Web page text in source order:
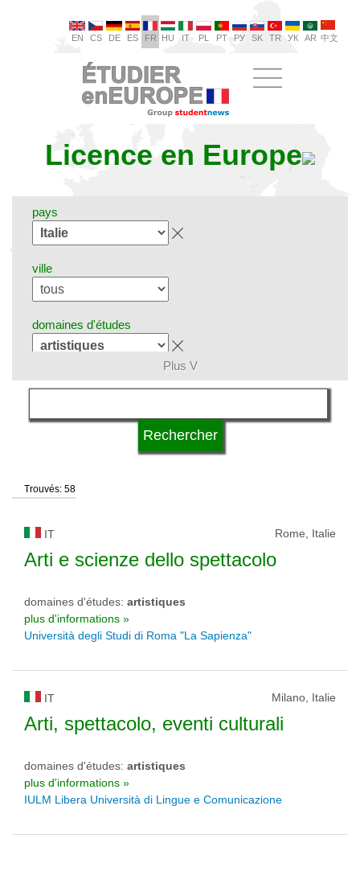
EN CS DE ES FR HU IT PL PT РУ SK TR УК AR 中文
Licence en Europe
pays
ville
domaines d'études
langue
statut d'université
Plus V
Trouvés: 58
IT Rome, Italie
Arti e scienze dello spettacolo
domaines d'études: artistiques
plus d'informations »
Università degli Studi di Roma "La Sapienza"
IT Milano, Italie
Arti, spettacolo, eventi culturali
domaines d'études: artistiques
plus d'informations »
IULM Libera Università di Lingue e Comunicazione